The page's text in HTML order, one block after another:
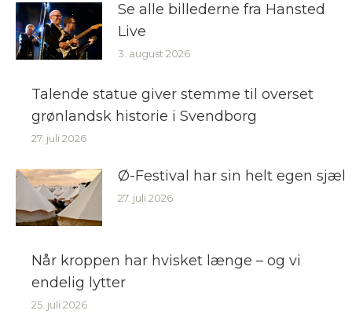
Se alle billederne fra Hansted
Live
3. august 2026
Talende statue giver stemme til overset
grønlandsk historie i Svendborg
27. juli 2026
Ø-Festival har sin helt egen sjæl
27. juli 2026
Når kroppen har hvisket længe – og vi
endelig lytter
25. juli 2026